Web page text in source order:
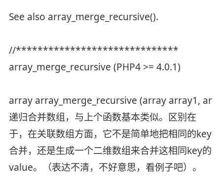
See also array_merge_recursive().
//******************************
array_merge_recursive (PHP4 >= 4.0.1)
array array_merge_recursive (array array1,
递归合并数组，与上个函数基本类似。区别在
于，在关联数组方面，它不是简单地把相同的key
合并，还是生成一个二维数组来合并这相同key的
value。（表达不清，不好意思，看例子吧）。